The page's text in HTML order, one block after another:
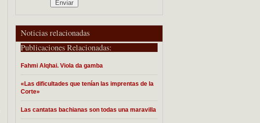
Noticias relacionadas
Publicaciones Relacionadas:
Fahmi Alqhai. Viola da gamba
«Las dificultades que tenían las imprentas de la
Corte»
Las cantatas bachianas son todas una maravilla